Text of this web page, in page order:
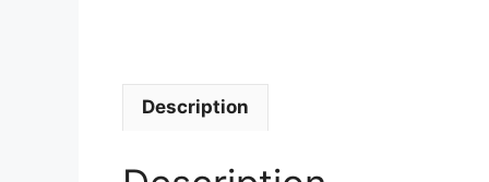
Description